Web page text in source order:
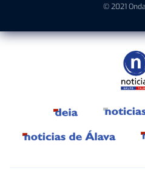
© 2021